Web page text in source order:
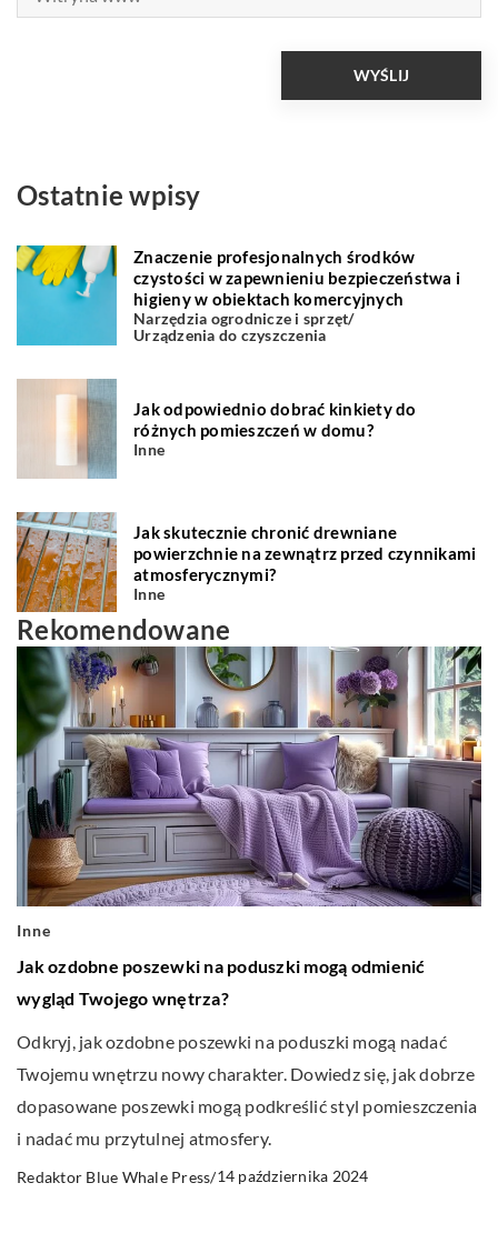
Ostatnie wpisy
Znaczenie profesjonalnych środków
czystości w zapewnieniu bezpieczeństwa i
higieny w obiektach komercyjnych
Narzędzia ogrodnicze i sprzęt/
Urządzenia do czyszczenia
Jak odpowiednio dobrać kinkiety do
różnych pomieszczeń w domu?
Inne
Jak skutecznie chronić drewniane
powierzchnie na zewnątrz przed czynnikami
atmosferycznymi?
Inne
Rekomendowane
Inne
Jak ozdobne poszewki na poduszki mogą odmienić
wygląd Twojego wnętrza?
Odkryj, jak ozdobne poszewki na poduszki mogą nadać
Twojemu wnętrzu nowy charakter. Dowiedz się, jak dobrze
dopasowane poszewki mogą podkreślić styl pomieszczenia
i nadać mu przytulnej atmosfery.
Redaktor Blue Whale Press/14 października 2024